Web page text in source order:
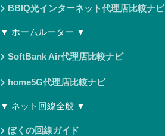
BBIQ光インターネット代理店比較ナビ
▼ ホームルーター ▼
SoftBank Air代理店比較ナビ
home5G代理店比較ナビ
▼ ネット回線全般 ▼
ぼくの回線ガイド